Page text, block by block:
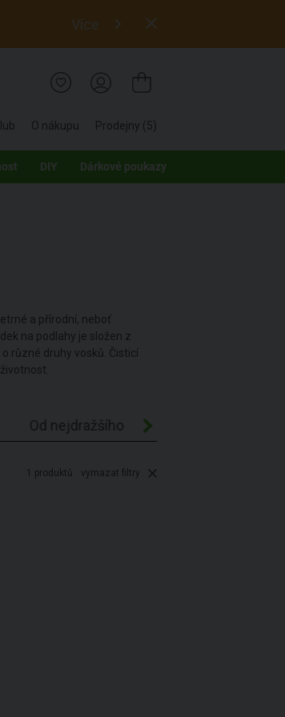
Více
O nákupu Prodejny (5)
DIY Dárkové poukazy
a přírodní, neboť
na podlahy je složen z
různé druhy vosků. Čisticí
Od nejdražšího
1 produktů vymazat filtry